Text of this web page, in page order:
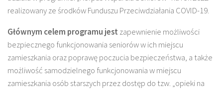
realizowany ze środków Funduszu Przeciwdziałania COVID-19.
Głównym celem programu jest zapewnienie możliwości
bezpiecznego funkcjonowania seniorów w ich miejscu
zamieszkania oraz poprawę poczucia bezpieczeństwa, a także
możliwość samodzielnego funkcjonowania w miejscu
zamieszkania osób starszych przez dostęp do tzw. „opieki na